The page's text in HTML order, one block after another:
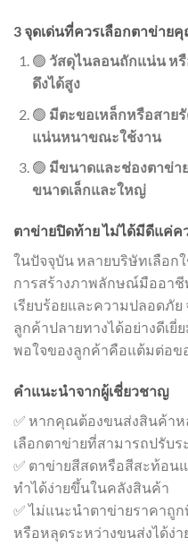
3 จุดเด่นที่ควรเลือกตาข่าย
🟢 วัสดุไนลอนถักแน่น หรื
ดึงได้สูง
🟢 มีตะขอเหล็กหรือสาย
แน่นหนาขณะใช้งาน
🟢 มีขนาดและช่องตาข่า
ขนาดเล็กและใหญ่
ตาข่ายปิดท้าย ไม่ได้มีดีแค่
ในปัจจุบัน หลายบริษัทเลือก
การสร้างภาพลักษณ์มืออาชี
เรียบร้อยและความปลอดภั
ลูกค้าปลายทางได้อย่างดีเยี่
พอใจของลูกค้าคือแต้มต่อข
คำแนะนำจากผู้เชี่ยวชาญ
✅ หากคุณต้องขนส่งสินค้าห
เลือกตาข่ายที่สามารถปรับร
✅ ตาข่ายสีสดหรือสีสะท้อน
ทำได้ง่ายขึ้นในคลังสินค้า
✅ ไม่แนะนำตาข่ายราคาถู
หรือหลุดระหว่างขนส่งได้ง่า